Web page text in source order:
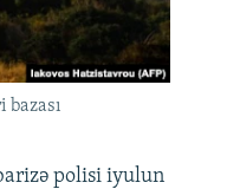
polisi iyulun